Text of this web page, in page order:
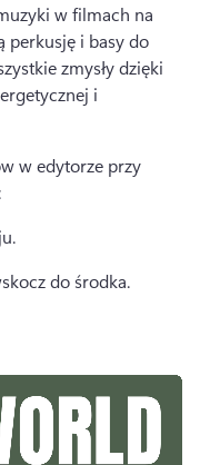
w filmach na
perkusję i basy do
zmysły dzięki
i
w edytorze przy
do środka.